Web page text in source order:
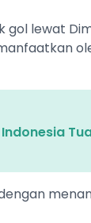
lewat